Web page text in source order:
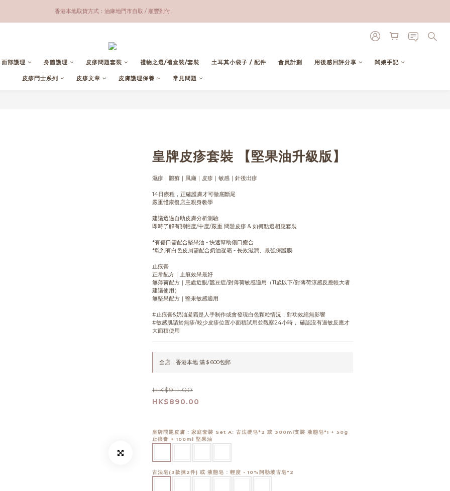
香港本地 滿$600包郵；全球 滿$3500包郵（不包括 美國）
香港本地 滿$600包郵；全球 滿$3500包郵（不包括 美國）
面部護理
身體護理 皮疹問題套裝 禮物之選/禮盒裝/套裝 土耳其小袋子 / 配件 會員計劃 用後感回評分享 闆娘手記
皮疹鬥士系列 皮疹文章 皮膚護理保養 常見問題
皇牌皮疹套裝 【堅果油升級版】
濕疹｜體癬｜風癩｜皮疹｜敏感｜針後出疹
14日療程，正確護膚才可徹底斷尾
嚴重體康復店主親身教學
建議透過自助皮膚分析測驗
即時了解有關輕度/中度/嚴重 問題皮疹 & 如何點選相應套裝
*有傷口需配合堅果油 - 快速幫助傷口癒合
*乾到有白色皮屑需配合奶油凝霜 - 長效滋潤、最強保護膜
止痕膏
正常配方｜止痕效果最好
無薄荷配方｜患處近眼/蠶豆症/對薄荷敏感適用（11歲以下/對薄荷涼感反應較大者
建議使用）
無堅果配方｜堅果敏感適用
#止痕膏&奶油凝霜是人手制作或會發現白色顆粒情況，對功效絕無影響
#敏感肌請於無疹/較少皮疹位置小面積試用並觀察24小時， 確認沒有過敏反應才
大面積使用
全店，香港本地 滿＄600包郵
HK$911.00
HK$890.00
皇牌問題皮膚 : 家庭套裝 Set A: 古法硬皂*2 或 300ml支裝 液態皂*1 + 50g
止痕膏 + 100ml 堅果油
古法皂(3款揀2件) 或 液態皂 : 輕度 - 10%阿勒坡古皂*2